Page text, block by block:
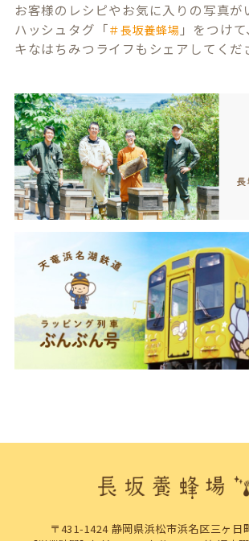
お客様のレシピやお気に入りの写真が
ハッシュタグ「＃長坂養蜂場 」をつけ
キなはちみつライフもシェアしてく
〒431-1424 静岡県浜松市浜名区三ヶ日